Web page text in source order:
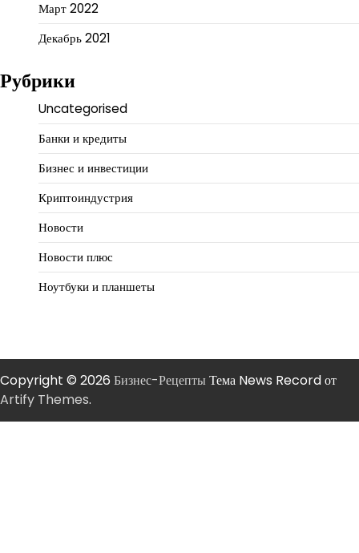
Март 2022
Декабрь 2021
Рубрики
Uncategorised
Банки и кредиты
Бизнес и инвестиции
Криптоиндустрия
Новости
Новости плюс
Ноутбуки и планшеты
Copyright © 2026 Бизнес-РецептыТема News Record от
Artify Themes.